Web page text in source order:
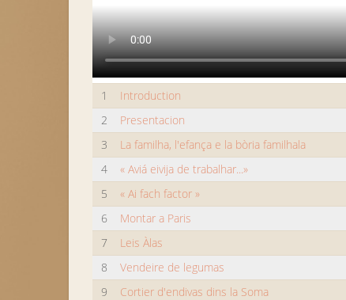
1 Introduction
2
Presentacion
3
La familha, l'efança e la bòria familhala
4
« Aviá eivija de trabalhar...»
5
« Ai fach factor »
6
Montar a Paris
7
Leis Àlas
8
Vendeire de legumas
9
Cortier d'endivas dins la Soma